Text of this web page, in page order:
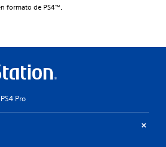
formato de PS4™.
PS4 Pro